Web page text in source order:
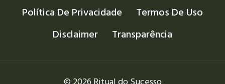
Política De Privacidade
Termos De Uso
Disclaimer
Transparência